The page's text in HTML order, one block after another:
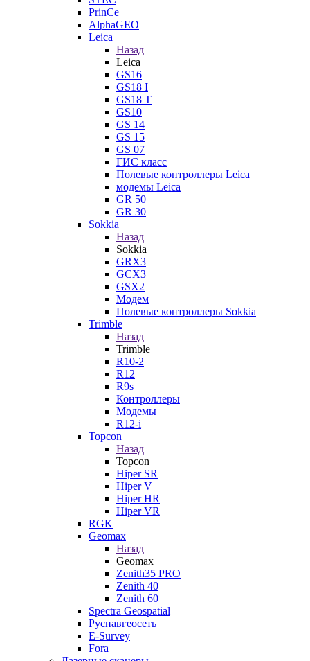
PrinCe
AlphaGEO
Leica
Назад
Leica
GS16
GS18 I
GS18 T
GS10
GS 14
GS 15
GS 07
ГИС класс
Полевые контроллеры Leica
модемы Leica
GR 50
GR 30
Sokkia
Назад
Sokkia
GRX3
GCX3
GSX2
Модем
Полевые контроллеры Sokkia
Trimble
Назад
Trimble
R10-2
R12
R9s
Контроллеры
Модемы
R12-i
Topcon
Назад
Topcon
Hiper SR
Hiper V
Hiper HR
Hiper VR
RGK
Geomax
Назад
Geomax
Zenith35 PRO
Zenith 40
Zenith 60
Spectra Geospatial
Руснавгеосеть
E-Survey
Fora